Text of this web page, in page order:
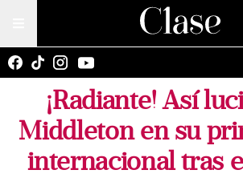
¡Radiante! Así
Middleton en su
internacional tras